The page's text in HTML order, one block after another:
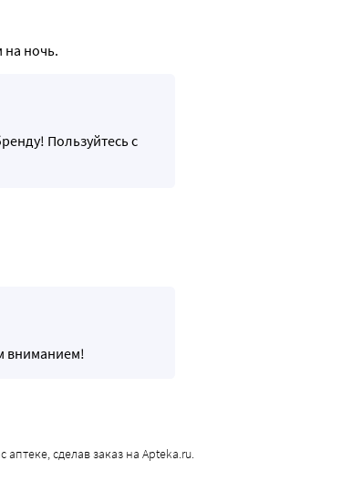
на ночь.
Пользуйтесь с
вниманием!
сделав заказ на Apteka.ru.